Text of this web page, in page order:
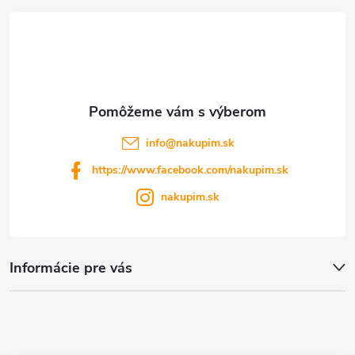
Informácie pre vás
info@nakupim.sk
https://www.facebook.com/nakupim.sk
nakupim.sk